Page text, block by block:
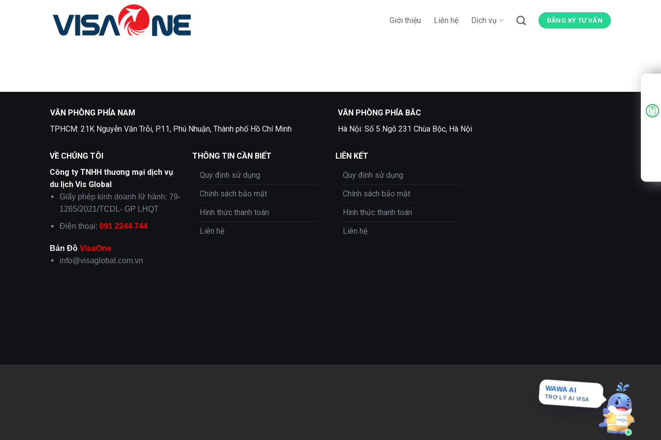
WAWA AI
TRỢ LÝ AI VISA
Giới thiệu Liên hệ Dịch vụ ĐĂNG KÝ TƯ VẤN
VĂN PHÒNG PHÍA NAM
TPHCM: 21K Nguyễn Văn Trỗi, P.11, Phú Nhuận, Thành phố Hồ Chí Minh
VĂN PHÒNG PHÍA BẮC
Hà Nội: Số 5 Ngõ 231 Chùa Bộc, Hà Nội
VỀ CHÚNG TÔI
Công ty TNHH thương mại dịch vụ
du lịch Vis Global
Giấy phép kinh doanh lữ hành: 79-
1265/2021/TCDL- GP LHQT
Điện thoại:091 2244 744
Bản Đồ VisaOne
info@visaglobal.com.vn
THÔNG TIN CẦN BIẾT
Quy định sử dụng
Chính sách bảo mật
Hình thức thanh toán
Liên hệ
LIÊN KẾT
Quy định sử dụng
Chính sách bảo mật
Hình thức thanh toán
Liên hệ